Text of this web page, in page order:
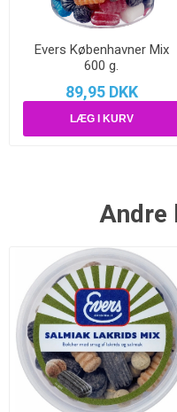
Evers Københavner Mix
600 g.
89,95 DKK
Andre